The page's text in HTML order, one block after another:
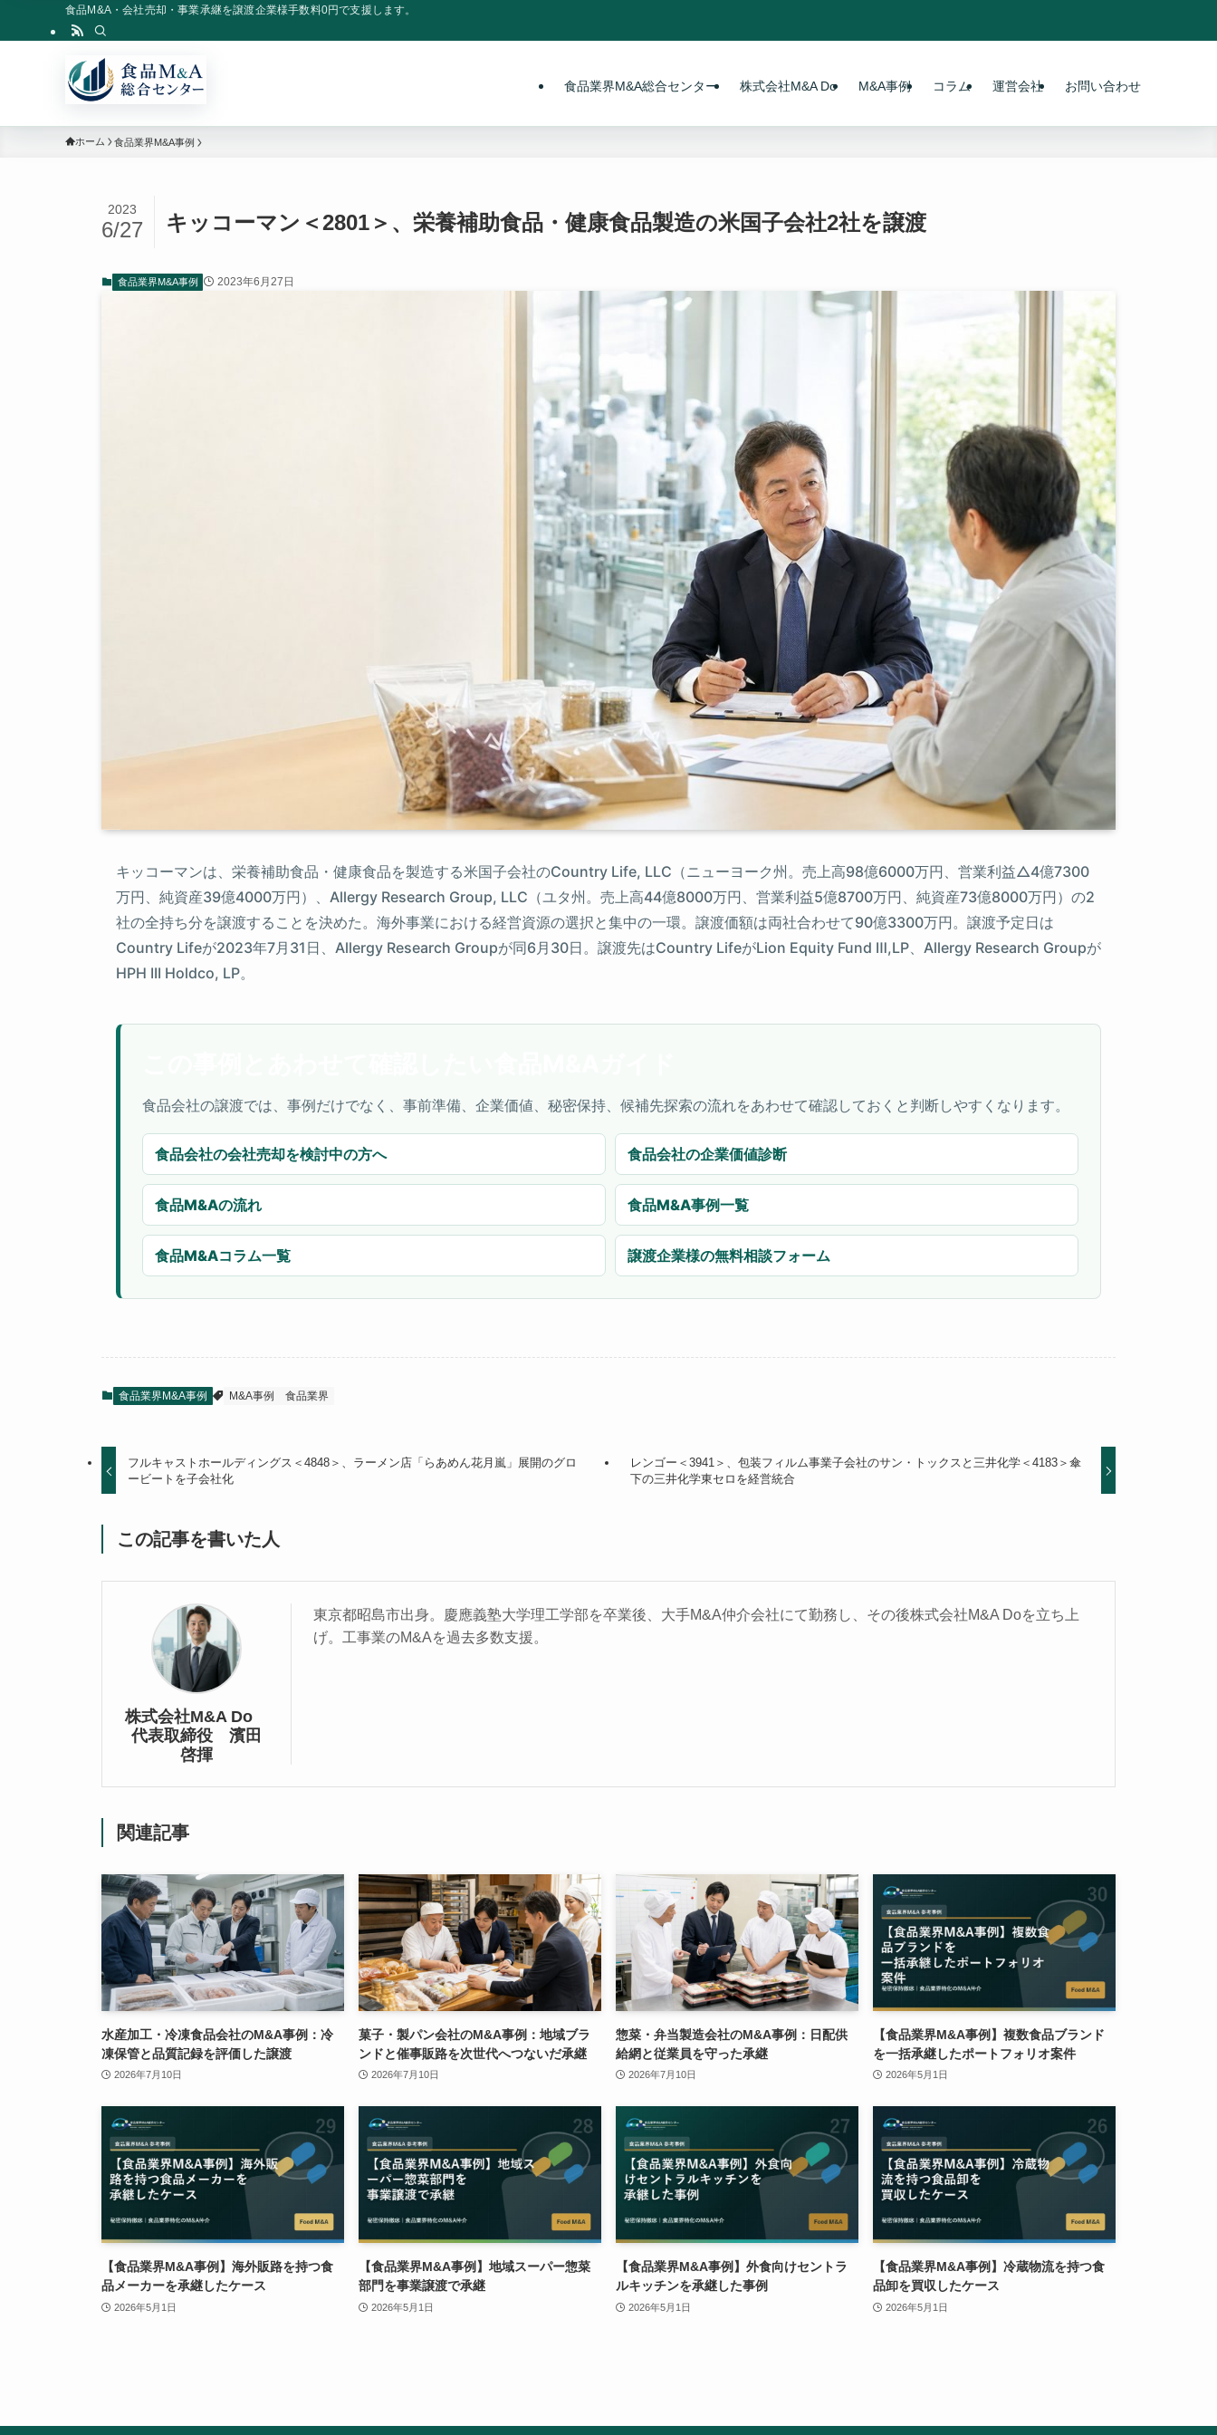
食品M&A・会社売却・事業承継を譲渡企業様手数料0円で支援します。
食品業界M&A総合センター 株式会社M&A Do M&A事例 コラム 運営会社 お問い合わせ
ホーム 食品業界M&A事例
キッコーマン＜2801＞、栄養補助食品・健康食品製造の米国子会社2社を譲渡
2023
6/27
食品業界M&A事例 2023年6月27日
キッコーマンは、栄養補助食品・健康食品を製造する米国子会社のCountry Life, LLC（ニューヨーク州。売上高98億6000万円、営業利益△4億7300
万円、純資産39億4000万円）、Allergy Research Group, LLC（ユタ州。売上高44億8000万円、営業利益5億8700万円、純資産73億8000万円）の2
社の全持ち分を譲渡することを決めた。海外事業における経営資源の選択と集中の一環。譲渡価額は両社合わせて90億3300万円。譲渡予定日は
Country Lifeが2023年7月31日、Allergy Research Groupが同6月30日。譲渡先はCountry LifeがLion Equity Fund Ⅲ,LP、Allergy Research Groupが
HPH III Holdco, LP。
食品会社の譲渡では、事例だけでなく、事前準備、企業価値、秘密保持、候補先探索の流れをあわせて確認しておくと判断しやすくなります。
食品会社の会社売却を検討中の方へ 食品会社の企業価値診断
食品M&Aの流れ 食品M&A事例一覧
食品M&Aコラム一覧 譲渡企業様の無料相談フォーム
食品業界M&A事例 M&A事例 食品業界
フルキャストホールディングス＜4848＞、ラーメン店「らあめん花月嵐」展開のグロ
ービートを子会社化
レンゴー＜3941＞、包装フィルム事業子会社のサン・トックスと三井化学＜4183＞傘
下の三井化学東セロを経営統合
この記事を書いた人
株式会社M&A Do
代表取締役 濱田
啓揮
東京都昭島市出身。慶應義塾大学理工学部を卒業後、大手M&A仲介会社にて勤務し、その後株式会社M&A Doを立ち上
げ。工事業のM&Aを過去多数支援。
関連記事
水産加工・冷凍食品会社のM&A事例：冷
凍保管と品質記録を評価した譲渡
2026年7月10日
菓子・製パン会社のM&A事例：地域ブラ
ンドと催事販路を次世代へつないだ承継
2026年7月10日
惣菜・弁当製造会社のM&A事例：日配供
給網と従業員を守った承継
2026年7月10日
【食品業界M&A事例】複数食品ブランド
を一括承継したポートフォリオ案件
2026年5月1日
【食品業界M&A事例】海外販路を持つ食
品メーカーを承継したケース
2026年5月1日
【食品業界M&A事例】地域スーパー惣菜
部門を事業譲渡で承継
2026年5月1日
【食品業界M&A事例】外食向けセントラ
ルキッチンを承継した事例
2026年5月1日
【食品業界M&A事例】冷蔵物流を持つ食
品卸を買収したケース
2026年5月1日